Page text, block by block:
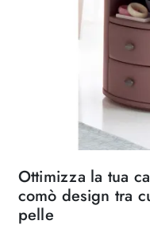
Ottimizza la tua
comò design tra
pelle